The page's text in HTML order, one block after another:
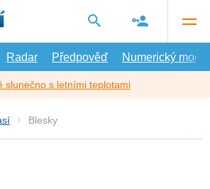
Radar Předpověď Numerický model
slunečno s letními teplotami
Blesky